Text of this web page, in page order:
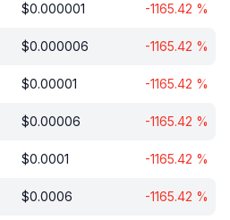
$0.000001 -1165.42 %
$0.000006 -1165.42 %
$0.00001 -1165.42 %
$0.00006 -1165.42 %
$0.0001 -1165.42 %
$0.0006 -1165.42 %